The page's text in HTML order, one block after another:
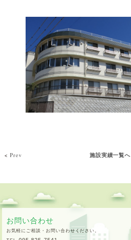
<Prev 施設実績一覧へ
お問い合わせ
お気軽にご相談・お問い合わせください。